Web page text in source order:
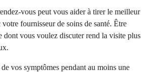
vous peut vous aider à tirer le meilleur
fournisseur de soins de santé. Être
dont vous voulez discuter rend la visite plus
vos symptômes pendant au moins une